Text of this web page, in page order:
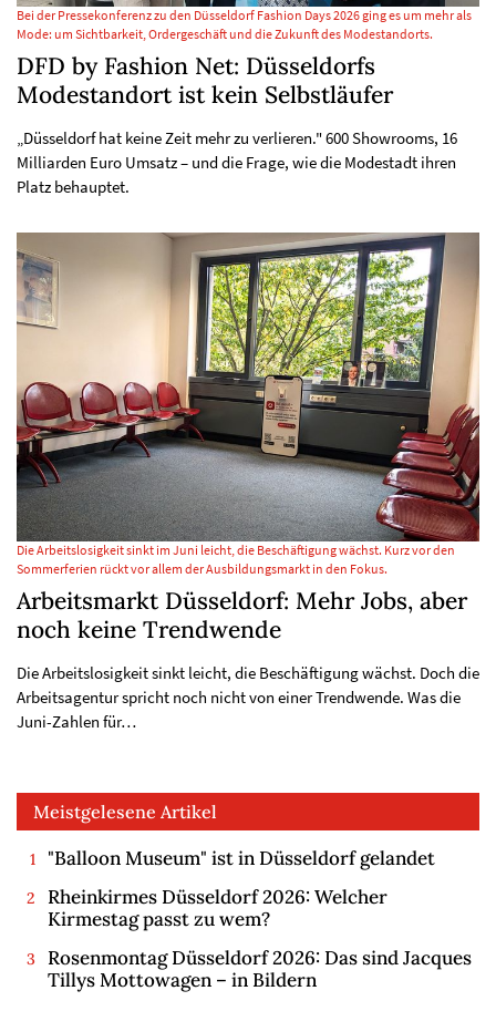
Bei der Pressekonferenz zu den Düsseldorf Fashion Days 2026 ging es um mehr als
Mode: um Sichtbarkeit, Ordergeschäft und die Zukunft des Modestandorts.
DFD by Fashion Net: Düsseldorfs
Modestandort ist kein Selbstläufer
„Düsseldorf hat keine Zeit mehr zu verlieren." 600 Showrooms, 16
Milliarden Euro Umsatz – und die Frage, wie die Modestadt ihren
Platz behauptet.
Die Arbeitslosigkeit sinkt im Juni leicht, die Beschäftigung wächst. Kurz vor den
Sommerferien rückt vor allem der Ausbildungsmarkt in den Fokus.
Arbeitsmarkt Düsseldorf: Mehr Jobs, aber
noch keine Trendwende
Die Arbeitslosigkeit sinkt leicht, die Beschäftigung wächst. Doch die
Arbeitsagentur spricht noch nicht von einer Trendwende. Was die
Juni-Zahlen für…
Meistgelesene Artikel
"Balloon Museum" ist in Düsseldorf gelandet
Rheinkirmes Düsseldorf 2026: Welcher
Kirmestag passt zu wem?
Rosenmontag Düsseldorf 2026: Das sind Jacques
Tillys Mottowagen – in Bildern